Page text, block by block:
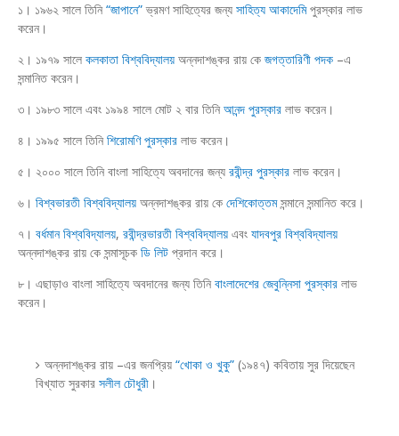
১। ১৯৬২ সালে তিনি“জাপানে”ভ্রমণ সাহিত্যের জন্য সাহিত্য আকাদেমিপুরস্কার লাভ
করেন।
২। ১৯৭৯ সালে কলকাতা বিশ্ববিদ্যালয় অন্নদাশঙ্কর রায় কে জগত্তারিণী পদক –এ
সন্মানিত করেন।
৩। ১৯৮৩ সালে এবং ১৯৯৪ সালে মোট ২ বার তিনিআনন্দ পুরস্কার লাভ করেন।
৪। ১৯৯৫ সালে তিনিশিরোমণি পুরস্কার লাভ করেন।
৫। ২০০০ সালে তিনি বাংলা সাহিত্যে অবদানের জন্য রবীন্দ্র পুরস্কার লাভ করেন।
৬। বিশ্বভারতী বিশ্ববিদ্যালয় অন্নদাশঙ্কর রায় কে দেশিকোত্তমসন্মানে সন্মানিত করে।
৭। বর্ধমান বিশ্ববিদ্যালয়, রবীন্দ্রভারতী বিশ্ববিদ্যালয় এবং যাদবপুর বিশ্ববিদ্যালয়
অন্নদাশঙ্কর রায় কে সন্মাসূচক ডি লিট প্রদান করে।
৮। এছাড়াও বাংলা সাহিত্যে অবদানের জন্য তিনিবাংলাদেশের জেবুন্নিসা পুরস্কার লাভ
করেন।
অন্নদাশঙ্কর রায় –এর জনপ্রিয় “খোকা ও খুকু” (১৯৪৭) কবিতায় সুর দিয়েছেন
বিখ্যাত সুরকার সলীল চৌধুরী ।